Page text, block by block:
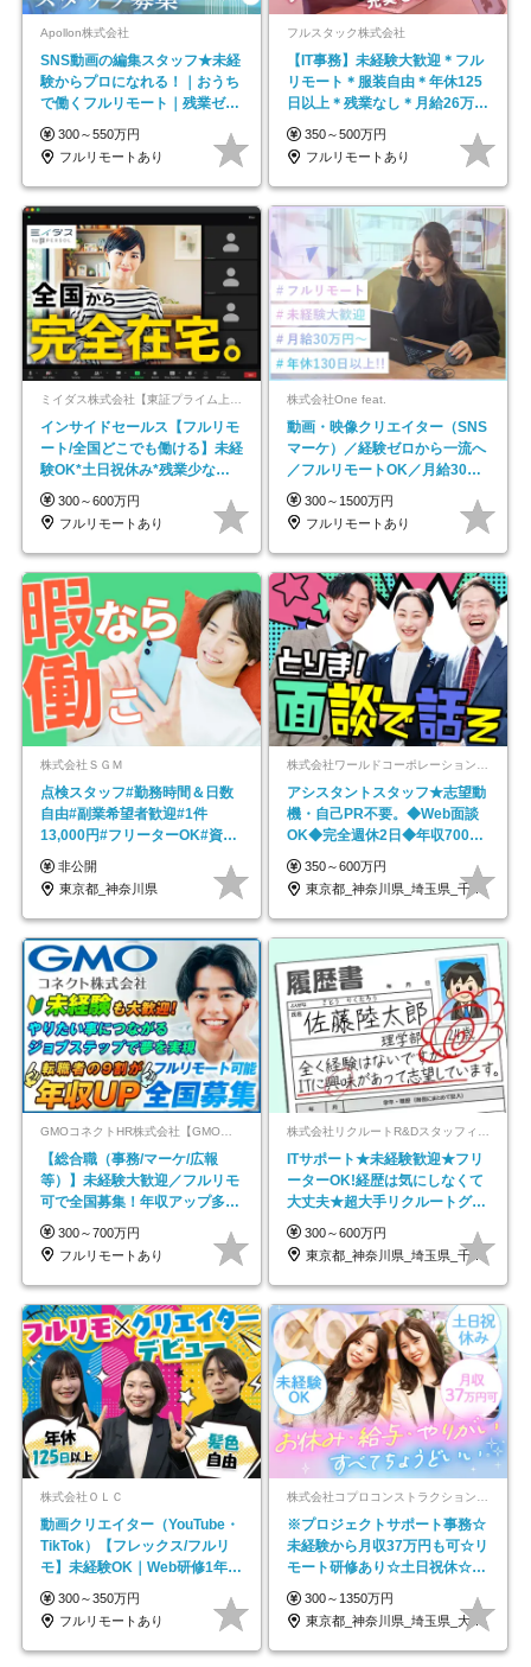
Apollon株式会社
SNS動画の編集スタッフ★未経
験からプロになれる！｜おうち
で働くフルリモート｜残業ゼロ
で18時退勤◎
300～550万円
フルリモートあり
フルスタック株式会社
【IT事務】未経験大歓迎＊フル
リモート＊服装自由＊年休125
日以上＊残業なし＊月給26万円
以上
350～500万円
フルリモートあり
インサイドセールス【フルリモ
ート/全国どこでも働ける】未経
験OK*土日祝休み*残業少なめ*
在宅勤務手当あり
300～600万円
フルリモートあり
株式会社One feat.
動画・映像クリエイター（SNS
マーケ）／経験ゼロから一流へ
／フルリモートOK／月給30万
円～／年休130日以上
300～1500万円
フルリモートあり
株式会社ＳＧＭ
点検スタッフ#勤務時間＆日数
自由#副業希望者歓迎#1件
13,000円#フリーターOK#資格
スキル不要
非公開
東京都_神奈川県
アシスタントスタッフ★志望動
機・自己PR不要。◆Web面談
OK◆完全週休2日◆年収700万
円可/p13
350～600万円
東京都_神奈川県_埼玉県_千葉県_大阪府…
GMOコネクトHR株式会社【GMOインターネットグループ】
【総合職（事務/マーケ/広報
等）】未経験大歓迎／フルリモ
可で全国募集！年収アップ多数
★年休最大130日★
300～700万円
フルリモートあり
ITサポート★未経験歓迎★フリ
ーターOK!経歴は気にしなくて
大丈夫★超大手リクルートグル
ープの正社員/sg
300～600万円
東京都_神奈川県_埼玉県_千葉県_大阪府…
株式会社ＯＬＣ
動画クリエイター（YouTube・
TikTok）【フレックス/フルリ
モ】未経験OK｜Web研修1年間
｜副業OK
300～350万円
フルリモートあり
※プロジェクトサポート事務☆
未経験から月収37万円も可☆リ
モート研修あり☆土日祝休☆20
代～30代活躍/b
300～1350万円
東京都_神奈川県_埼玉県_大阪府_愛知県…